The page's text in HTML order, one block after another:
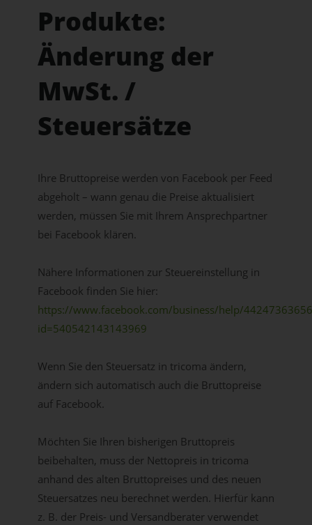
Produkte:
Änderung der
MwSt. /
Steuersätze
Ihre Bruttopreise werden von Facebook per Feed
abgeholt – wann genau die Preise aktualisiert
werden, müssen Sie mit Ihrem Ansprechpartner
bei Facebook klären.
Nähere Informationen zur Steuereinstellung in
Facebook finden Sie hier:
https://www.facebook.com/business/help/
id=540542143143969
Wenn Sie den Steuersatz in tricoma ändern,
ändern sich automatisch auch die Bruttopreise
auf Facebook.
Möchten Sie Ihren bisherigen Bruttopreis
beibehalten, muss der Nettopreis in tricoma
anhand des alten Bruttopreises und des neuen
Steuersatzes neu berechnet werden. Hierfür kann
z. B. der Preis- und Versandberater verwendet